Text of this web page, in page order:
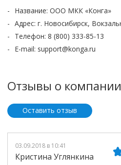
Название: ООО МКК «Конга»
Адрес: г. Новосибирск,
Телефон: 8 (800) 333-85-13
E-mail: support@konga.ru
Отзывы о
Оставить отзыв
03.09.2018 в 10:41
Кристина Углянкина